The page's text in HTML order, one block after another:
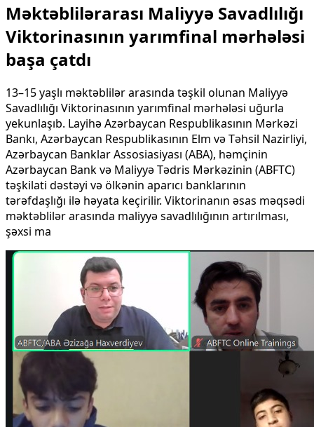
Məktəblilərarası Maliyyə Savadlılığı
Viktorinasının yarımfinal mərhələsi
başa çatdı
13–15 yaşlı məktəblilər arasında təşkil olunan Maliyyə
Savadlılığı Viktorinasının yarımfinal mərhələsi uğurla
yekunlaşıb. Layihə Azərbaycan Respublikasının Mərkəzi
Bankı, Azərbaycan Respublikasının Elm və Təhsil Nazirliyi,
Azərbaycan Banklar Assosiasiyası (ABA), həmçinin
Azərbaycan Bank və Maliyyə Tədris Mərkəzinin (ABFTC)
təşkilati dəstəyi və ölkənin aparıcı banklarının
tərəfdaşlığı ilə həyata keçirilir. Viktorinanın əsas məqsədi
məktəblilər arasında maliyyə savadlılığının artırılması,
şəxsi ma